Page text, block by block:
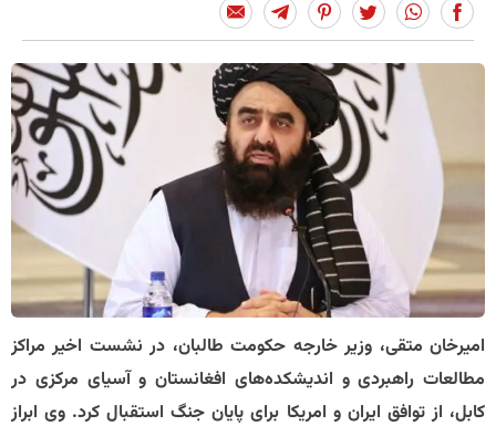
امیرخان متقی، وزیر خارجه حکومت طالبان، در نشست اخیر مراکز
مطالعات راهبردی و اندیشکده‌های افغانستان و آسیای مرکزی در
کابل، از توافق ایران و امریکا برای پایان جنگ استقبال کرد. وی ابراز